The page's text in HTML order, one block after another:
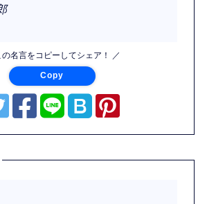
の名言をコピーしてシェア！ ／
Copy